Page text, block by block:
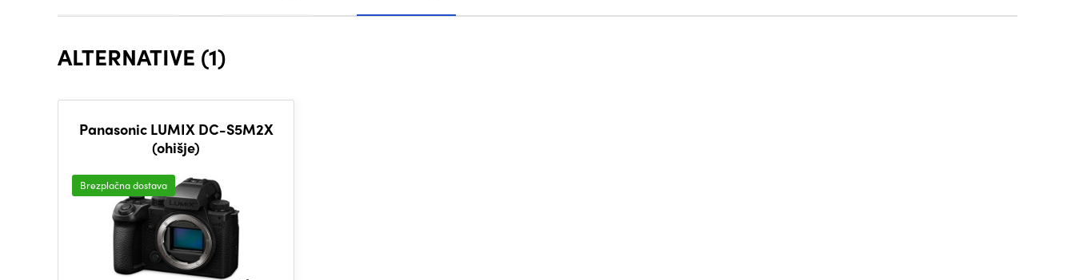
ALTERNATIVE (1)
Panasonic LUMIX DC-S5M2X
(ohišje)
Brezplačna dostava